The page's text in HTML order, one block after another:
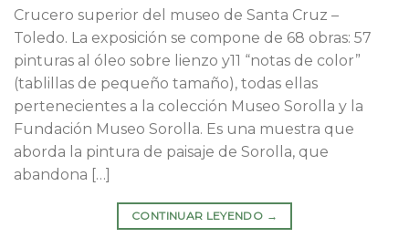
Crucero superior del museo de Santa Cruz –
Toledo. La exposición se compone de 68 obras: 57
pinturas al óleo sobre lienzo y11 “notas de color”
(tablillas de pequeño tamaño), todas ellas
pertenecientes a la colección Museo Sorolla y la
Fundación Museo Sorolla. Es una muestra que
aborda la pintura de paisaje de Sorolla, que
abandona […]
CONTINUAR LEYENDO →